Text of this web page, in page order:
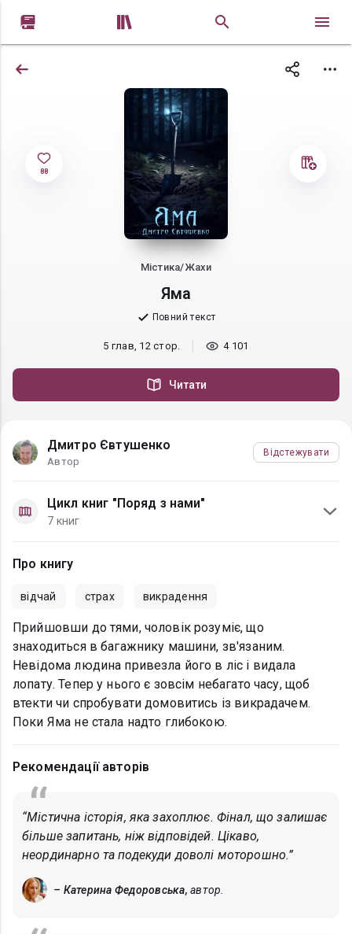
 
88
Містика/Жахи
Яма
Повний текст
5 глав, 12 стор. 4 101
Читати
Дмитро Євтушенко
Автор
Відстежувати
Цикл книг "Поряд з нами"
7 книг
Про книгу
відчай страх викрадення
Прийшовши до тями, чоловік розуміє, що
знаходиться в багажнику машини, зв'язаним.
Невідома людина привезла його в ліс і видала
лопату. Тепер у нього є зовсім небагато часу, щоб
втекти чи спробувати домовитись із викрадачем.
Поки Яма не стала надто глибокою.
Рекомендації авторів
“Містична історія, яка захоплює. Фінал, що залишає
більше запитань, ніж відповідей. Цікаво,
неординарно та подекуди доволі моторошно.”
– Катерина Федоровська, автор.